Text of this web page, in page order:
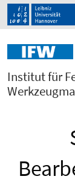
Institut für